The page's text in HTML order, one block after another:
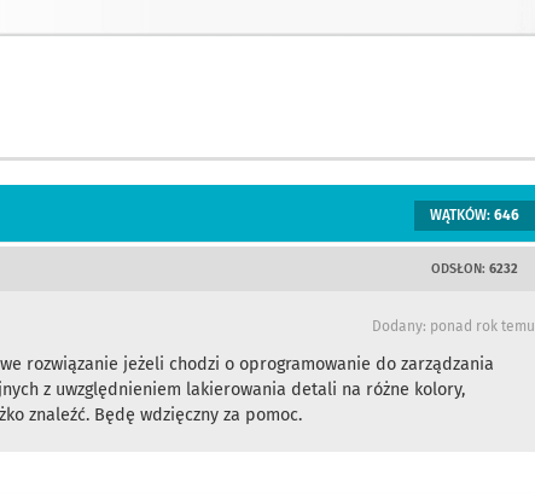
WĄTKÓW: 646
ODSŁON: 6232
Dodany: ponad rok temu
rozwiązanie jeżeli chodzi o oprogramowanie do zarządzania
z uwzględnieniem lakierowania detali na różne kolory,
znaleźć. Będę wdzięczny za pomoc.